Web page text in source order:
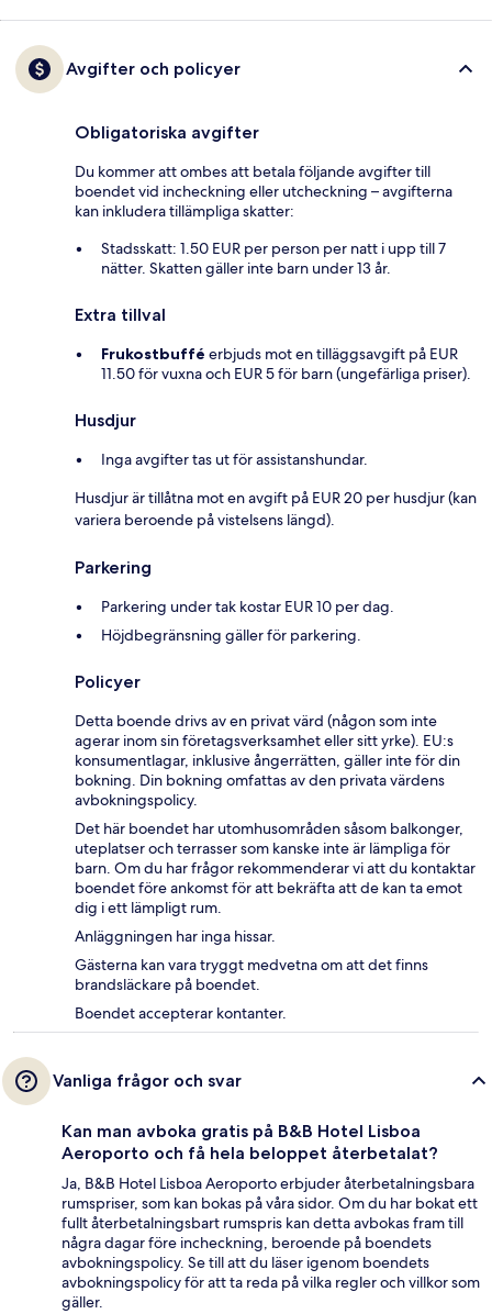
Avgifter och policyer
Obligatoriska avgifter
Du kommer att ombes att betala följande avgifter till
boendet vid incheckning eller utcheckning – avgifterna
kan inkludera tillämpliga skatter:
Stadsskatt: 1.50 EUR per person per natt i upp till 7
nätter. Skatten gäller inte barn under 13 år.
Extra tillval
Frukostbuffé erbjuds mot en tilläggsavgift på EUR
11.50 för vuxna och EUR 5 för barn (ungefärliga priser).
Husdjur
Inga avgifter tas ut för assistanshundar.
Husdjur är tillåtna mot en avgift på EUR 20 per husdjur (kan
variera beroende på vistelsens längd).
Parkering
Parkering under tak kostar EUR 10 per dag.
Höjdbegränsning gäller för parkering.
Policyer
Detta boende drivs av en privat värd (någon som inte
agerar inom sin företagsverksamhet eller sitt yrke). EU:s
konsumentlagar, inklusive ångerrätten, gäller inte för din
bokning. Din bokning omfattas av den privata värdens
avbokningspolicy.
Det här boendet har utomhusområden såsom balkonger,
uteplatser och terrasser som kanske inte är lämpliga för
barn. Om du har frågor rekommenderar vi att du kontaktar
boendet före ankomst för att bekräfta att de kan ta emot
dig i ett lämpligt rum.
Anläggningen har inga hissar.
Gästerna kan vara tryggt medvetna om att det finns
brandsläckare på boendet.
Boendet accepterar kontanter.
Vanliga frågor och svar
Kan man avboka gratis på B&B Hotel Lisboa
Aeroporto och få hela beloppet återbetalat?
Ja, B&B Hotel Lisboa Aeroporto erbjuder återbetalningsbara
rumspriser, som kan bokas på våra sidor. Om du har bokat ett
fullt återbetalningsbart rumspris kan detta avbokas fram till
några dagar före incheckning, beroende på boendets
avbokningspolicy. Se till att du läser igenom boendets
avbokningspolicy för att ta reda på vilka regler och villkor som
gäller.